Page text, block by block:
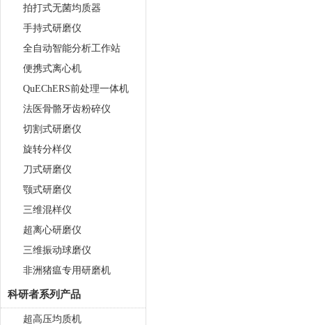
拍打式无菌均质器
手持式研磨仪
全自动智能分析工作站
便携式离心机
QuEChERS前处理一体机
法医骨骼牙齿粉碎仪
切割式研磨仪
旋转分样仪
刀式研磨仪
颚式研磨仪
三维混样仪
超离心研磨仪
三维振动球磨仪
非洲猪瘟专用研磨机
科研者系列产品
超高压均质机